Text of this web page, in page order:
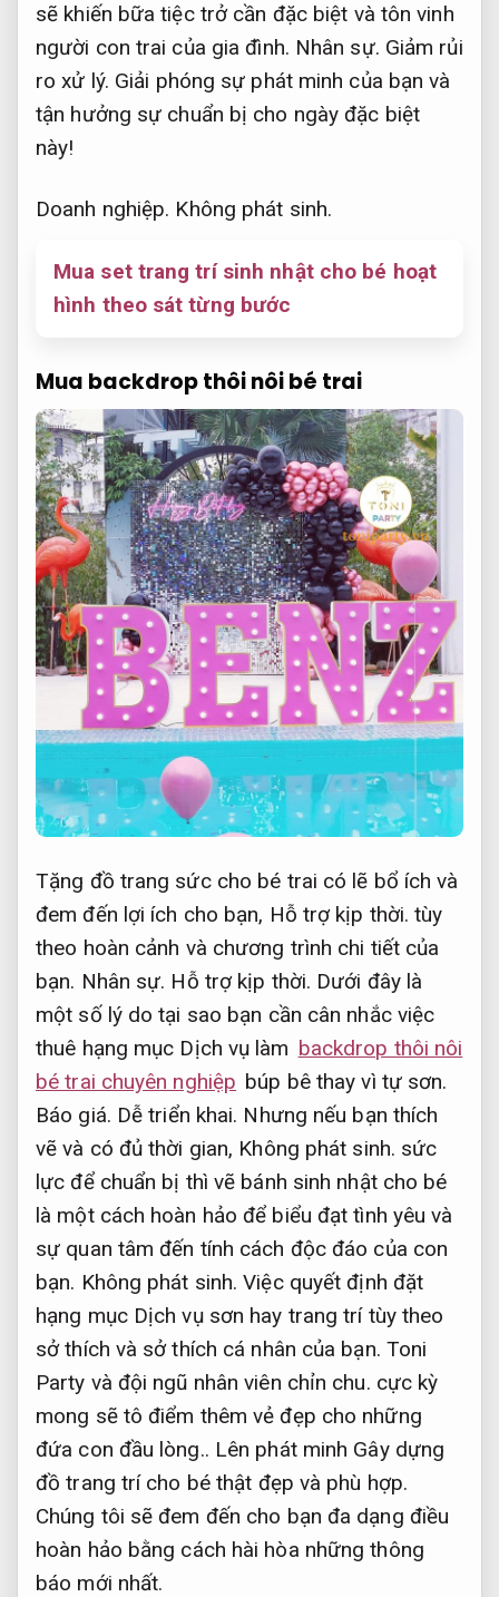
sẽ khiến bữa tiệc trở cần đặc biệt và tôn vinh
người con trai của gia đình. Nhân sự. Giảm rủi
ro xử lý. Giải phóng sự phát minh của bạn và
tận hưởng sự chuẩn bị cho ngày đặc biệt
này!
Doanh nghiệp. Không phát sinh.
Mua set trang trí sinh nhật cho bé hoạt
hình theo sát từng bước
Mua backdrop thôi nôi bé trai
Tặng đồ trang sức cho bé trai có lẽ bổ ích và
đem đến lợi ích cho bạn, Hỗ trợ kịp thời. tùy
theo hoàn cảnh và chương trình chi tiết của
bạn. Nhân sự. Hỗ trợ kịp thời. Dưới đây là
một số lý do tại sao bạn cần cân nhắc việc
thuê hạng mục Dịch vụ làm backdrop thôi nôi
bé trai chuyên nghiệp búp bê thay vì tự sơn.
Báo giá. Dễ triển khai. Nhưng nếu bạn thích
vẽ và có đủ thời gian, Không phát sinh. sức
lực để chuẩn bị thì vẽ bánh sinh nhật cho bé
là một cách hoàn hảo để biểu đạt tình yêu và
sự quan tâm đến tính cách độc đáo của con
bạn. Không phát sinh. Việc quyết định đặt
hạng mục Dịch vụ sơn hay trang trí tùy theo
sở thích và sở thích cá nhân của bạn. Toni
Party và đội ngũ nhân viên chỉn chu. cực kỳ
mong sẽ tô điểm thêm vẻ đẹp cho những
đứa con đầu lòng.. Lên phát minh Gây dựng
đồ trang trí cho bé thật đẹp và phù hợp.
Chúng tôi sẽ đem đến cho bạn đa dạng điều
hoàn hảo bằng cách hài hòa những thông
báo mới nhất.